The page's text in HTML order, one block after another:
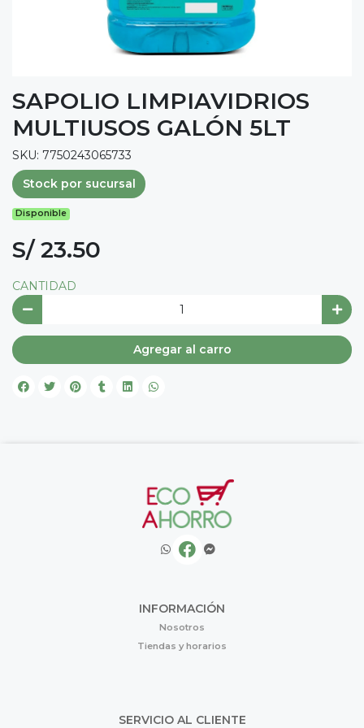
SAPOLIO LIMPIAVIDRIOS
MULTIUSOS GALÓN 5LT
SKU: 7750243065733
Stock por sucursal
Disponible
S/ 23.50
CANTIDAD
Agregar al carro
INFORMACIÓN
Nosotros
Tiendas y horarios
SERVICIO AL CLIENTE